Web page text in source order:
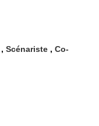
,Scénariste ,Co-